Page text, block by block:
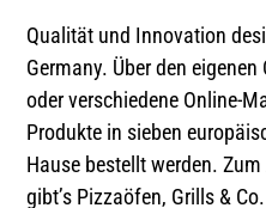
Qualität und Innovation
Germany. Über den
oder verschiedene Online-
Produkte in sieben
Hause bestellt werden.
gibt’s Pizzaöfen, Grills &